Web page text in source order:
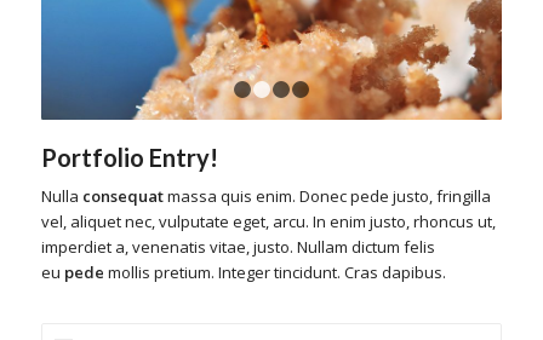
1 2 3 4
Portfolio Entry!
Nulla consequatmassa quis enim. Donec pede justo, fringilla
vel, aliquet nec, vulputate eget, arcu. In enim justo, rhoncus ut,
imperdiet a, venenatis vitae, justo. Nullam dictum felis
eu pede mollis pretium. Integer tincidunt. Cras dapibus.